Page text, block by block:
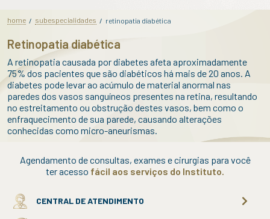
home / subespecialidades / retinopatia diabética
Retinopatia diabética
A retinopatia causada por diabetes afeta aproximadamente
75% dos pacientes que são diabéticos há mais de 20 anos. A
diabetes pode levar ao acúmulo de material anormal nas
paredes dos vasos sanguíneos presentes na retina, resultando
no estreitamento ou obstrução destes vasos, bem como o
enfraquecimento de sua parede, causando alterações
conhecidas como micro-aneurismas.
Agendamento de consultas, exames e cirurgias para você
ter acesso fácil aos serviços do Instituto.
CENTRAL DE ATENDIMENTO